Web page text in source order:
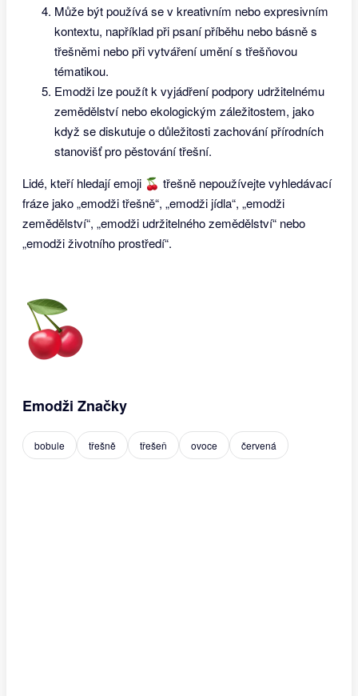
Může být používá se v kreativním nebo expresivním
kontextu, například při psaní příběhu nebo básně s
třešněmi nebo při vytváření umění s třešňovou
tématikou.
Emodži lze použít k vyjádření podpory udržitelnému
zemědělství nebo ekologickým záležitostem, jako
když se diskutuje o důležitosti zachování přírodních
stanovišť pro pěstování třešní.
Lidé, kteří hledají emoji 🍒 třešně nepoužívejte vyhledávací
fráze jako „emodži třešně“, „emodži jídla“, „emodži
zemědělství“, „emodži udržitelného zemědělství“ nebo
„emodži životního prostředí“.
Emodži Značky
bobule třešně třešeň ovoce červená